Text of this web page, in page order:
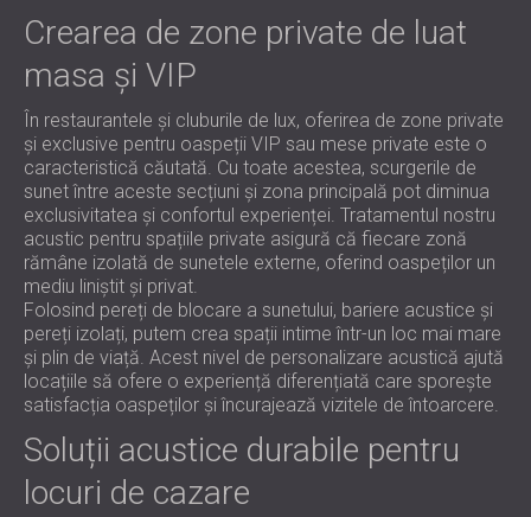
Crearea de zone private de luat
masa și VIP
În restaurantele și cluburile de lux, oferirea de zone private
și exclusive pentru oaspeții VIP sau mese private este o
caracteristică căutată. Cu toate acestea, scurgerile de
sunet între aceste secțiuni și zona principală pot diminua
exclusivitatea și confortul experienței. Tratamentul nostru
acustic pentru spațiile private asigură că fiecare zonă
rămâne izolată de sunetele externe, oferind oaspeților un
mediu liniștit și privat.
Folosind pereți de blocare a sunetului, bariere acustice și
pereți izolați, putem crea spații intime într-un loc mai mare
și plin de viață. Acest nivel de personalizare acustică ajută
locațiile să ofere o experiență diferențiată care sporește
satisfacția oaspeților și încurajează vizitele de întoarcere.
Soluții acustice durabile pentru
locuri de cazare